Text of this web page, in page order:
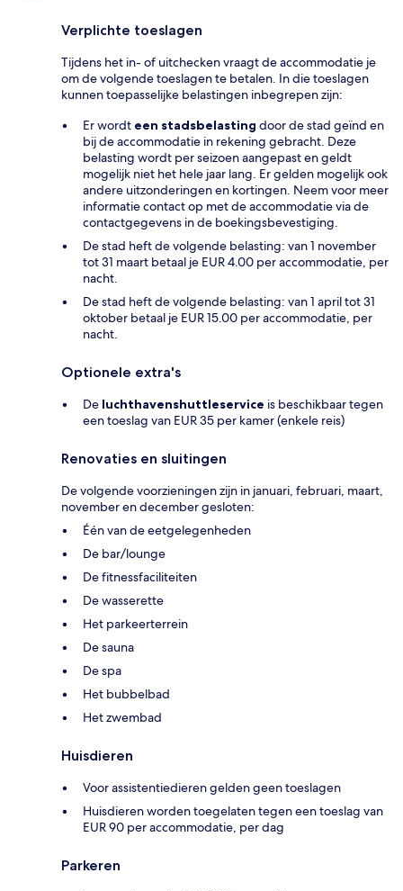
Verplichte toeslagen
Tijdens het in- of uitchecken vraagt de accommodatie je
om de volgende toeslagen te betalen. In die toeslagen
kunnen toepasselijke belastingen inbegrepen zijn:
Er wordt een stadsbelasting door de stad geïnd en
bij de accommodatie in rekening gebracht. Deze
belasting wordt per seizoen aangepast en geldt
mogelijk niet het hele jaar lang. Er gelden mogelijk ook
andere uitzonderingen en kortingen. Neem voor meer
informatie contact op met de accommodatie via de
contactgegevens in de boekingsbevestiging.
De stad heft de volgende belasting: van 1 november
tot 31 maart betaal je EUR 4.00 per accommodatie, per
nacht.
De stad heft de volgende belasting: van 1 april tot 31
oktober betaal je EUR 15.00 per accommodatie, per
nacht.
Optionele extra's
De luchthavenshuttleservice is beschikbaar tegen
een toeslag van EUR 35 per kamer (enkele reis)
Renovaties en sluitingen
De volgende voorzieningen zijn in januari, februari, maart,
november en december gesloten:
Één van de eetgelegenheden
De bar/lounge
De fitnessfaciliteiten
De wasserette
Het parkeerterrein
De sauna
De spa
Het bubbelbad
Het zwembad
Huisdieren
Voor assistentiedieren gelden geen toeslagen
Huisdieren worden toegelaten tegen een toeslag van
EUR 90 per accommodatie, per dag
Parkeren